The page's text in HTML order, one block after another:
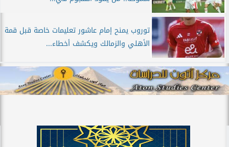
توروب يمنح إمام عاشور تعليمات خاصة قبل قمة
الأهلي والزمالك ويكشف أخطاء...